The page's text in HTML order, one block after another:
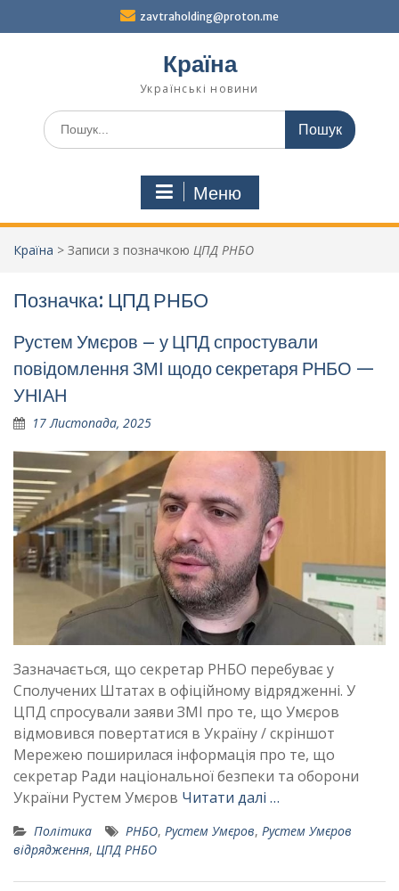
zavtraholding@proton.me
Країна
Українські новини
Шукати:
Меню
Країна > Записи з позначкою ЦПД РНБО
Позначка: ЦПД РНБО
Рустем Умєров – у ЦПД спростували
повідомлення ЗМІ щодо секретаря РНБО —
УНІАН
17 Листопада, 2025
Зазначається, що секретар РНБО перебуває у
Сполучених Штатах в офіційному відрядженні. У
ЦПД спросували заяви ЗМІ про те, що Умєров
відмовився повертатися в Україну / скріншот
Мережею поширилася інформація про те, що
секретар Ради національної безпеки та оборони
України Рустем Умєров Читати далі …
Політика РНБО, Рустем Умєров, Рустем Умєров
відрядження, ЦПД РНБО